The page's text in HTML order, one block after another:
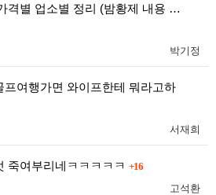
격별 업소별 정리 (밤황제 내용 …
박기정
프여행가면 와이프한테 뭐라고하
서재희
죽여부리네ㅋㅋㅋㅋㅋ +16
고석환